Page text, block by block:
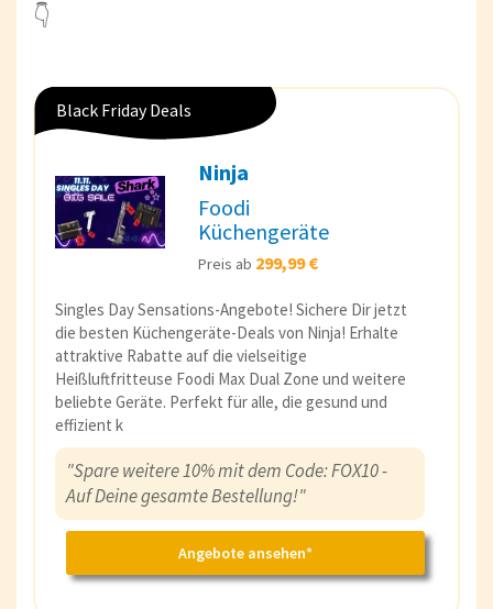
👇
Black Friday Deals
Ninja
Foodi
Küchengeräte
Preis ab 299,99 €
Singles Day Sensations-Angebote! Sichere Dir jetzt
die besten Küchengeräte-Deals von Ninja! Erhalte
attraktive Rabatte auf die vielseitige
Heißluftfritteuse Foodi Max Dual Zone und weitere
beliebte Geräte. Perfekt für alle, die gesund und
effizient k
"Spare weitere 10% mit dem Code: FOX10 -
Auf Deine gesamte Bestellung!"
Angebote ansehen*